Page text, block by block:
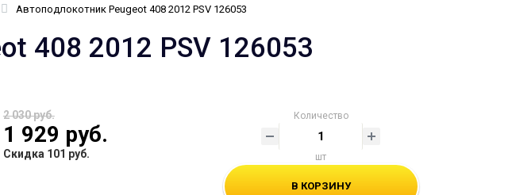
Автоподлокотник Peugeot 408 2012 PSV 126053
408 2012 PSV 126053
2 030 руб.
1 929 руб.
Скидка 101 руб.
Количество
шт
В КОРЗИНУ